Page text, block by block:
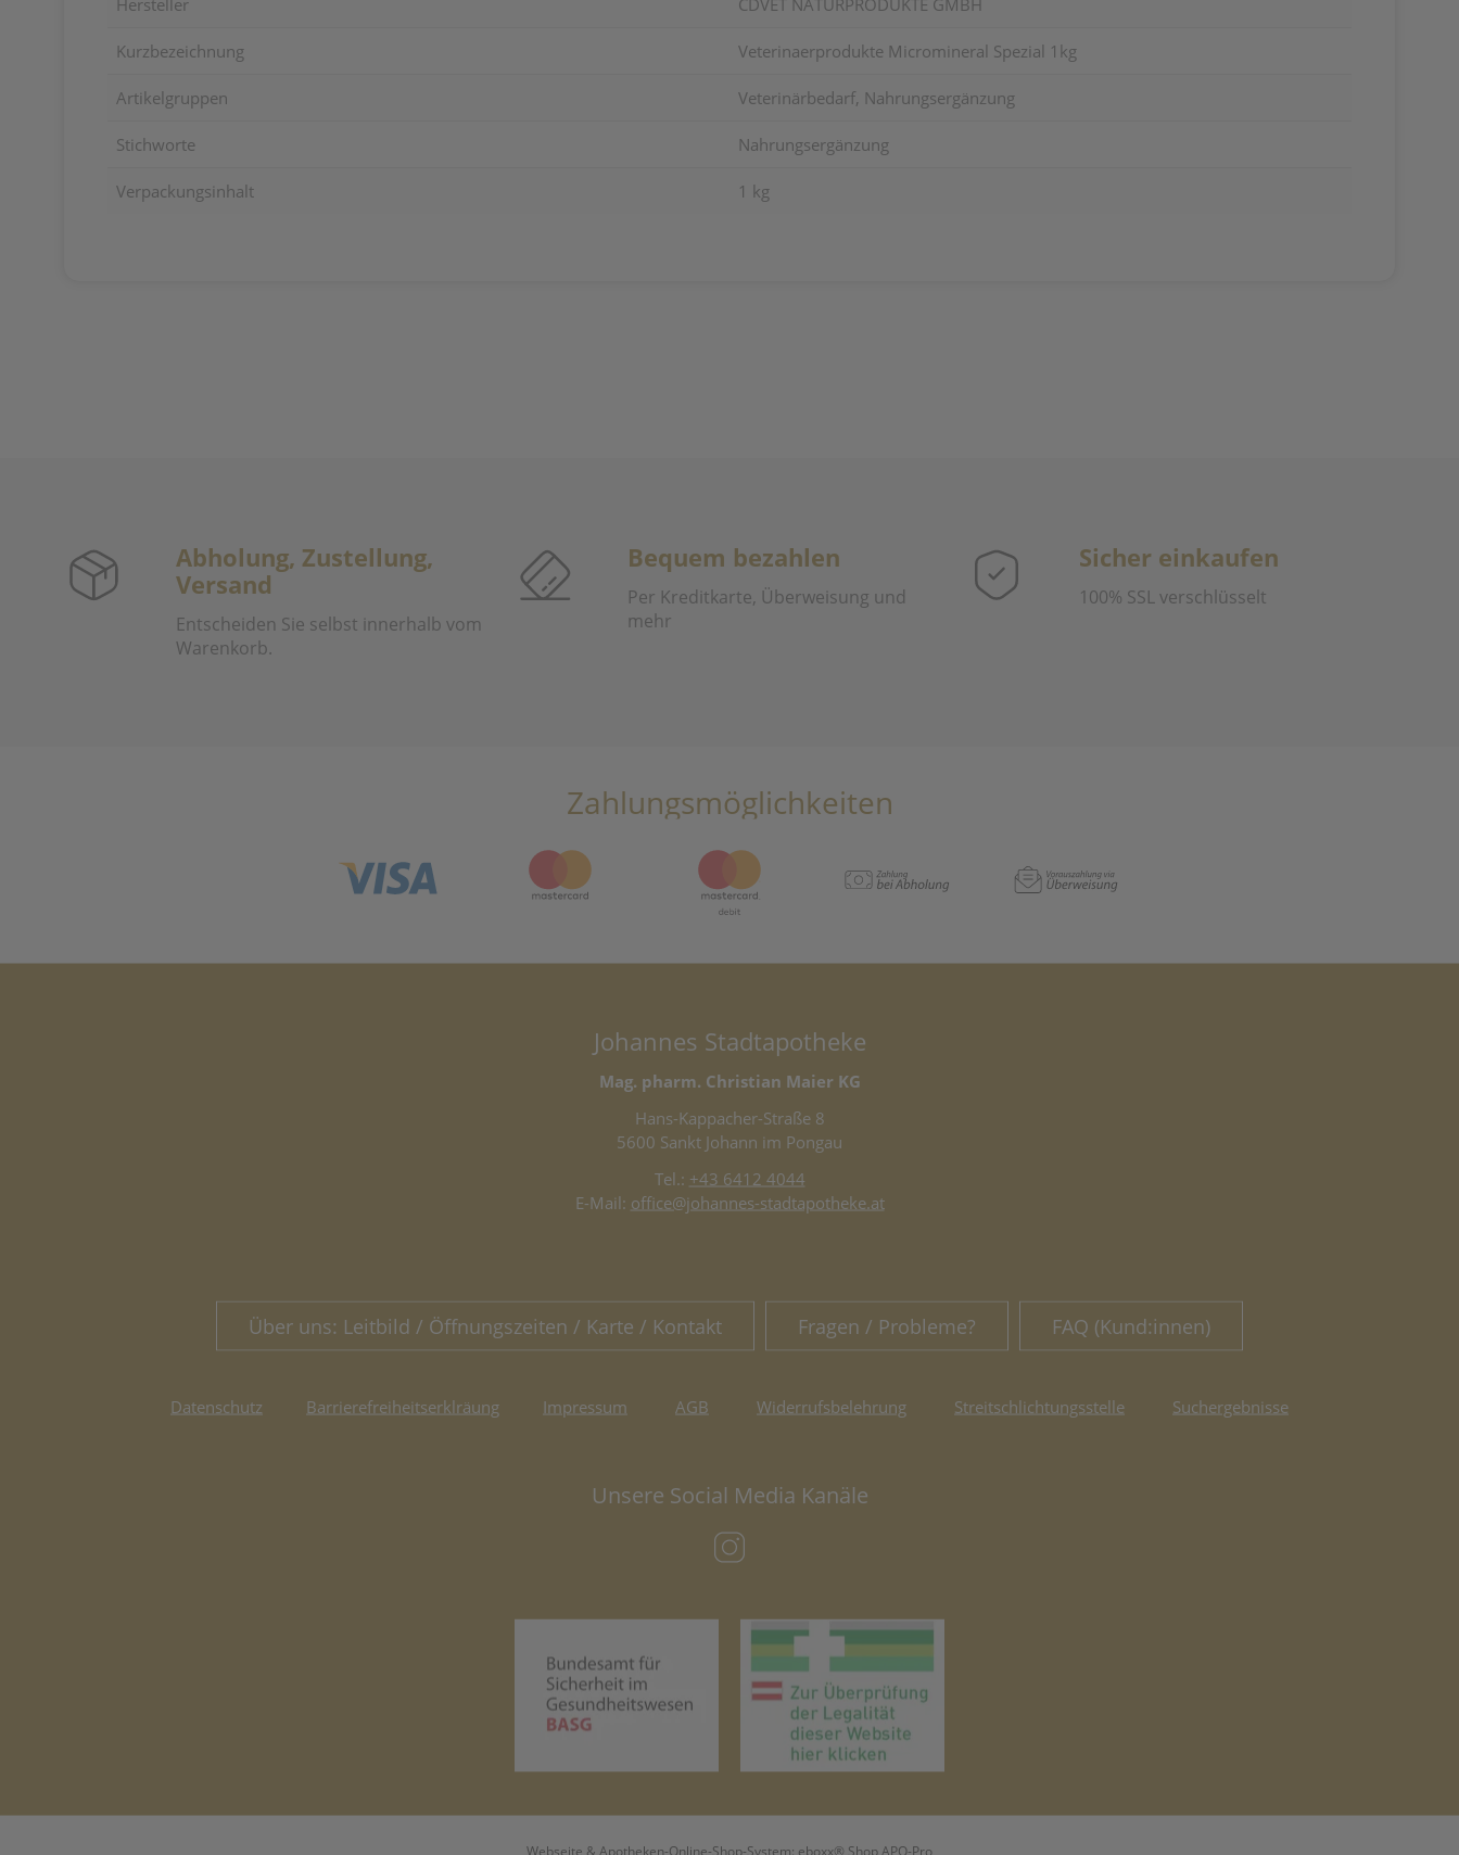
Hersteller CDVET NATURPRODUKTE GMBH
Kurzbezeichnung Veterinaerprodukte Micromineral Spezial 1kg
Artikelgruppen Veterinärbedarf, Nahrungsergänzung
Stichworte Nahrungsergänzung
Verpackungsinhalt 1 kg
Abholung, Zustellung,
Versand
Entscheiden Sie selbst innerhalb vom
Warenkorb.
Bequem bezahlen
Per Kreditkarte, Überweisung und
mehr
Sicher einkaufen
100% SSL verschlüsselt
Zahlungsmöglichkeiten
Johannes Stadtapotheke
Mag. pharm. Christian Maier KG
Hans-Kappacher-Straße 8
5600 Sankt Johann im Pongau
Tel.: +43 6412 4044
E-Mail: office@johannes-stadtapotheke.at
Über uns: Leitbild / Öffnungszeiten / Karte / Kontakt Fragen / Probleme? FAQ (Kund:innen)
Datenschutz Barrierefreiheitserklräung Impressum AGB Widerrufsbelehrung Streitschlichtungsstelle Suchergebnisse
Unsere Social Media Kanäle
(öffnet in neuem Tab)
Webseite & Apotheken-Online-Shop-System: eboxx® Shop APO-Pro